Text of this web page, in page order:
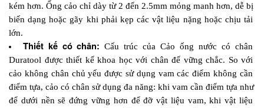
kém hơn. Ống cảo chỉ dày từ 2 đến 2.5mm mỏng manh hơn, dễ bị
biến dạng hoặc gãy khi phải kẹp các vật liệu nặng hoặc chịu tải
lớn.
Thiết kế có chân: Cấu trúc của Cảo ống nước có chân
Duratool được thiết kế khoa học với chân đế vững chắc. So với
cảo không chân chủ yếu được sử dụng vam các điểm không cần
điểm tựa, cảo có chân sử dụng đa năng: khi vam cần điểm tựa như
để dưới nền sẽ đứng vững hơn để đỡ vật liệu vam, khi vật liệu